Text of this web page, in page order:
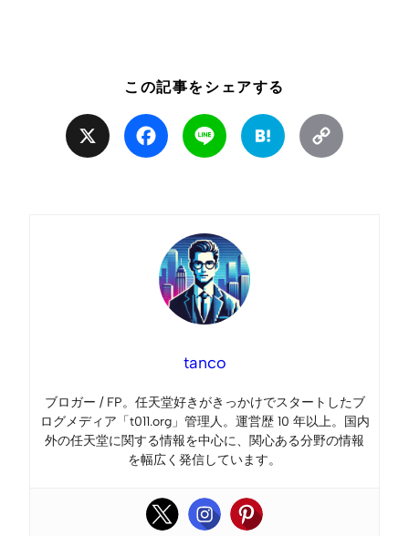
この記事をシェアする
Facebook Line Hatena
tanco
ブロガー / FP。任天堂好きがきっかけでスタートしたブ
ログメディア「t011.org」管理人。運営歴 10 年以上。国内
外の任天堂に関する情報を中心に、関心ある分野の情報
を幅広く発信しています。